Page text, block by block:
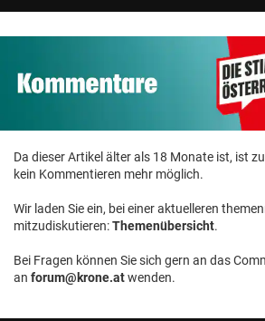
Da dieser Artikel älter als 18 Monate ist, ist
kein Kommentieren mehr möglich.
Wir laden Sie ein, bei einer aktuelleren
mitzudiskutieren:Themenübersicht.
Bei Fragen können Sie sich gern an das
an forum@krone.atwenden.